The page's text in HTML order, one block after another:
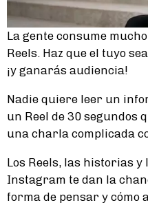
La gente consume
Reels. Haz que el tuyo
¡y ganarás audiencia!
Nadie quiere leer un
un Reel de 30 segundos
una charla complicada
Los Reels, las historias
Instagram te dan la
forma de pensar y cómo